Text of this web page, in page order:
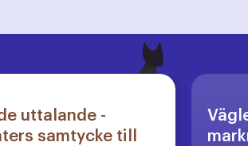
uttalande -
samtycke till